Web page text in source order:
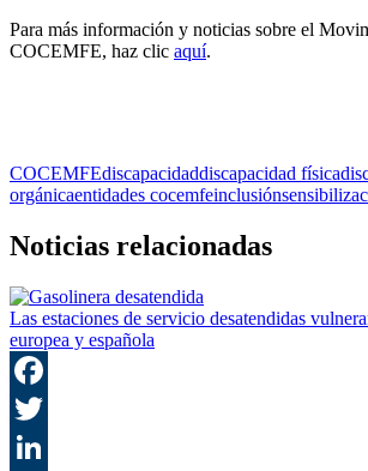
Para más información y noticias sobre el
COCEMFE, haz clic aquí.
COCEMFEdiscapacidaddiscapacidad física
orgánicaentidades cocemfeinclusión
Noticias relacionadas
Las estaciones de servicio desatendidas
europea y española